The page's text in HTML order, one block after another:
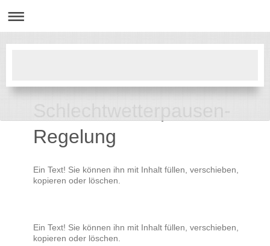
Schlechtwetterpausen-
Regelung
Ein Text! Sie können ihn mit Inhalt füllen, verschieben,
kopieren oder löschen.
Ein Text! Sie können ihn mit Inhalt füllen, verschieben,
kopieren oder löschen.